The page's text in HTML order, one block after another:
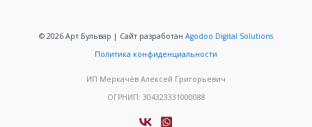
© 2026 Арт Бульвар | Сайт разработан Agodoo Digital Solutions
Политика конфиденциальности
ИП Меркачёв Алексей Григорьевич
ОГРНИП: 304323331000088